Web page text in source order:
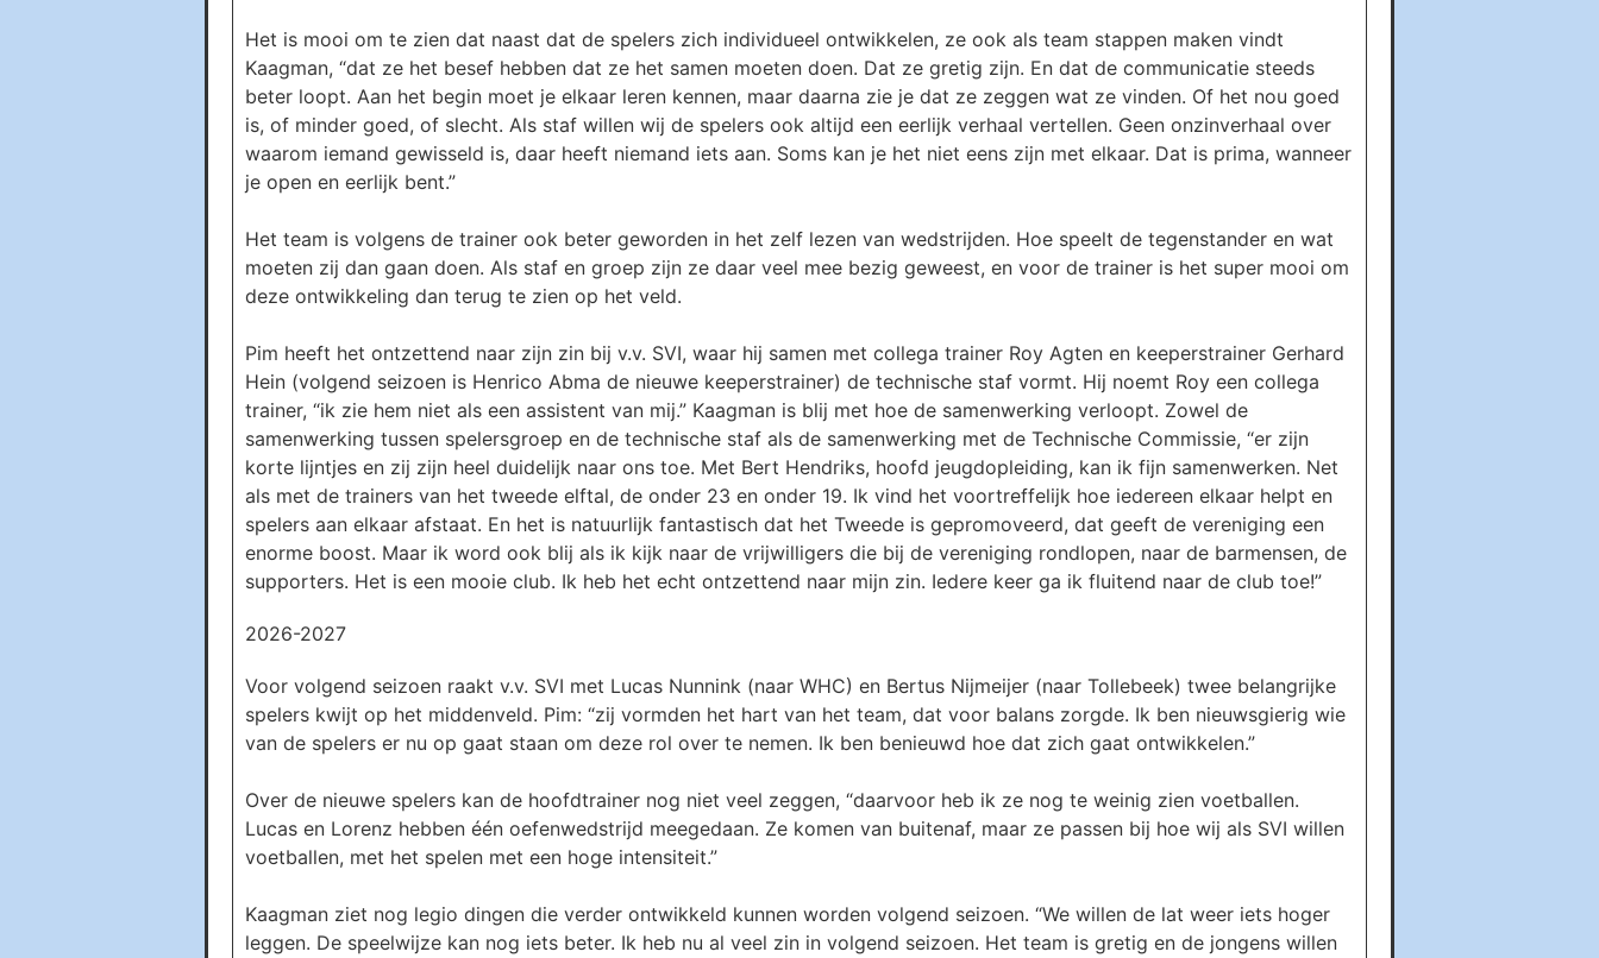
Het is mooi om te zien dat naast dat de spelers zich individueel ontwikkelen, ze ook als team stappen maken vindt
Kaagman, “dat ze het besef hebben dat ze het samen moeten doen. Dat ze gretig zijn. En dat de communicatie steeds
beter loopt. Aan het begin moet je elkaar leren kennen, maar daarna zie je dat ze zeggen wat ze vinden. Of het nou goed
is, of minder goed, of slecht. Als staf willen wij de spelers ook altijd een eerlijk verhaal vertellen. Geen onzinverhaal over
waarom iemand gewisseld is, daar heeft niemand iets aan. Soms kan je het niet eens zijn met elkaar. Dat is prima, wanneer
je open en eerlijk bent.”
Het team is volgens de trainer ook beter geworden in het zelf lezen van wedstrijden. Hoe speelt de tegenstander en wat
moeten zij dan gaan doen. Als staf en groep zijn ze daar veel mee bezig geweest, en voor de trainer is het super mooi om
deze ontwikkeling dan terug te zien op het veld.
Pim heeft het ontzettend naar zijn zin bij v.v. SVI, waar hij samen met collega trainer Roy Agten en keeperstrainer Gerhard
Hein (volgend seizoen is Henrico Abma de nieuwe keeperstrainer) de technische staf vormt. Hij noemt Roy een collega
trainer, “ik zie hem niet als een assistent van mij.” Kaagman is blij met hoe de samenwerking verloopt. Zowel de
samenwerking tussen spelersgroep en de technische staf als de samenwerking met de Technische Commissie, “er zijn
korte lijntjes en zij zijn heel duidelijk naar ons toe. Met Bert Hendriks, hoofd jeugdopleiding, kan ik fijn samenwerken. Net
als met de trainers van het tweede elftal, de onder 23 en onder 19. Ik vind het voortreffelijk hoe iedereen elkaar helpt en
spelers aan elkaar afstaat. En het is natuurlijk fantastisch dat het Tweede is gepromoveerd, dat geeft de vereniging een
enorme boost. Maar ik word ook blij als ik kijk naar de vrijwilligers die bij de vereniging rondlopen, naar de barmensen, de
supporters. Het is een mooie club. Ik heb het echt ontzettend naar mijn zin. Iedere keer ga ik fluitend naar de club toe!”
2026-2027
Voor volgend seizoen raakt v.v. SVI met Lucas Nunnink (naar WHC) en Bertus Nijmeijer (naar Tollebeek) twee belangrijke
spelers kwijt op het middenveld. Pim: “zij vormden het hart van het team, dat voor balans zorgde. Ik ben nieuwsgierig wie
van de spelers er nu op gaat staan om deze rol over te nemen. Ik ben benieuwd hoe dat zich gaat ontwikkelen.”
Over de nieuwe spelers kan de hoofdtrainer nog niet veel zeggen, “daarvoor heb ik ze nog te weinig zien voetballen.
Lucas en Lorenz hebben één oefenwedstrijd meegedaan. Ze komen van buitenaf, maar ze passen bij hoe wij als SVI willen
voetballen, met het spelen met een hoge intensiteit.”
Kaagman ziet nog legio dingen die verder ontwikkeld kunnen worden volgend seizoen. “We willen de lat weer iets hoger
leggen. De speelwijze kan nog iets beter. Ik heb nu al veel zin in volgend seizoen. Het team is gretig en de jongens willen